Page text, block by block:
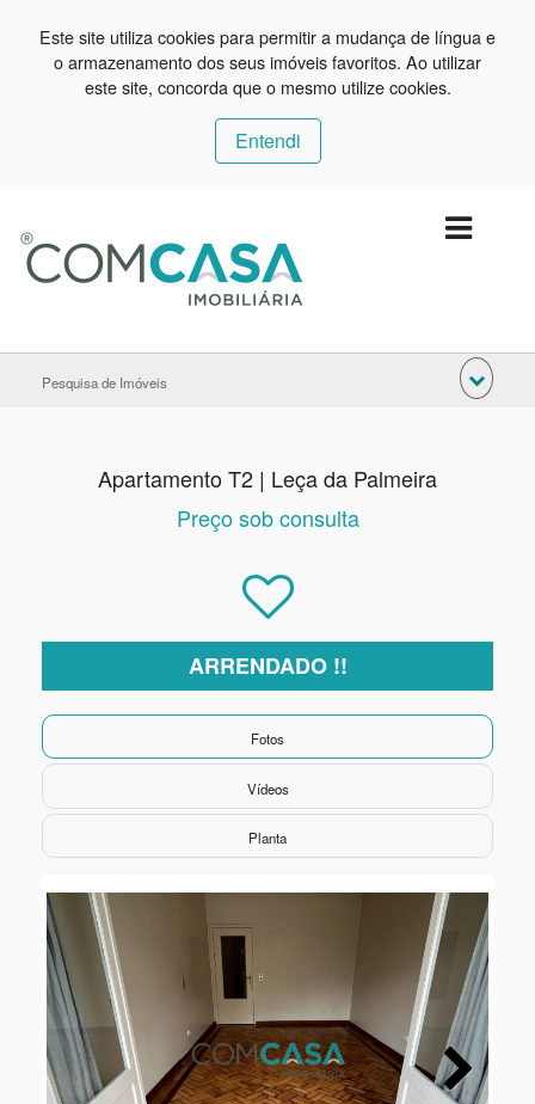
Este site utiliza cookies para permitir a mudança de língua e
o armazenamento dos seus imóveis favoritos. Ao utilizar
este site, concorda que o mesmo utilize cookies.
Entendi
Pesquisa de Imóveis
Apartamento T2 | Leça da Palmeira
Preço sob consulta
ARRENDADO !!
Fotos
Vídeos
Planta